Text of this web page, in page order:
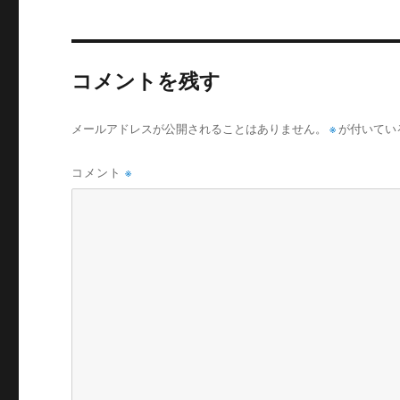
コメントを残す
メールアドレスが公開されることはありません。 ※ が付いて
コメント※